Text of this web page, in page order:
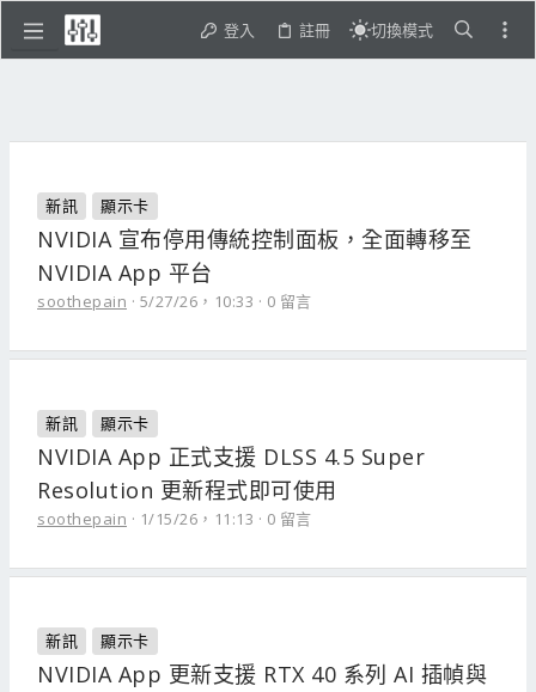
登入 註冊 切換模式
新訊 顯示卡
NVIDIA 宣布停用傳統控制面板，全面轉移至
NVIDIA App 平台
soothepain 5/27/26，10:33 0 留言
新訊 顯示卡
NVIDIA App 正式支援 DLSS 4.5 Super
Resolution 更新程式即可使用
soothepain 1/15/26，11:13 0 留言
新訊 顯示卡
NVIDIA App 更新支援 RTX 40 系列 AI 插幀與